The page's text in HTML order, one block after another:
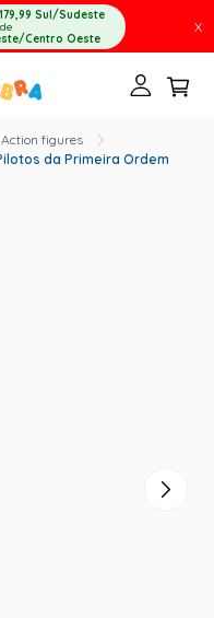
Sul/Sudeste
Centro Oeste
X
Action figures
da Primeira Ordem